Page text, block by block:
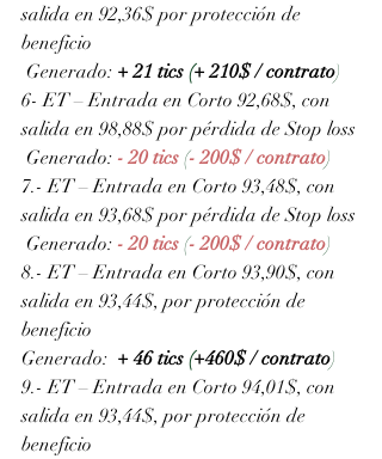
salida en 92,36$ por protección de
beneficio
Generado: + 21 tics (+ 210$ / contrato)
6- ET – Entrada en Corto 92,68$, con
salida en 98,88$ por pérdida de Stop loss
Generado: - 20 tics (- 200$ / contrato)
7.- ET – Entrada en Corto 93,48$, con
salida en 93,68$ por pérdida de Stop loss
Generado: - 20 tics (- 200$ / contrato)
8.- ET – Entrada en Corto 93,90$, con
salida en 93,44$, por protección de
beneficio
Generado: + 46 tics (+460$ / contrato)
9.- ET – Entrada en Corto 94,01$, con
salida en 93,44$, por protección de
beneficio